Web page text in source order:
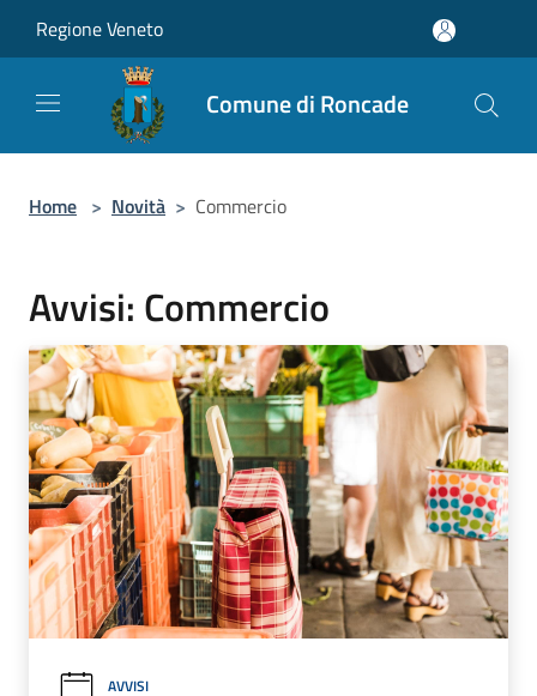
Regione Veneto
Comune di Roncade
Home > Novità > Commercio
Avvisi: Commercio
AVVISI